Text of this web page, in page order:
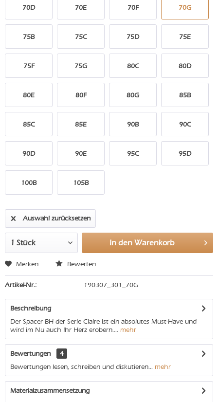
70D 70E 70F 70G
75B 75C 75D 75E
75F 75G 80C 80D
80E 80F 80G 85B
85C 85E 90B 90C
90D 90E 95C 95D
100B 105B
Auswahl zurücksetzen
In den Warenkorb
Merken Bewerten
Artikel-Nr.: 190307_301_70G
Beschreibung
Der Spacer BH der Serie Claire ist ein absolutes Must-Have und
wird im Nu auch Ihr Herz erobern.... mehr
Bewertungen
4
Bewertungen lesen, schreiben und diskutieren... mehr
Materialzusammensetzung